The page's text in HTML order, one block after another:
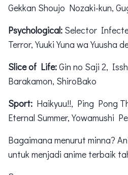
Gekkan Shoujo Nozaki-kun,
Psychological: Selector
Terror, Yuuki Yuna wa Yuusha
Slice of Life:Gin no Saji 2,
Barakamon, ShiroBako
Sport: Haikyuu!!, Ping Pong
Eternal Summer, Yowamushi
Bagaimana menurut minna?
untuk menjadi anime terbaik